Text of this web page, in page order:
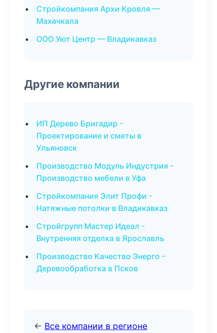
Стройкомпания Архи Кровля —
Махачкала
ООО Уют Центр — Владикавказ
Другие компании
ИП Дерево Бригадир -
Проектирование и сметы в
Ульяновск
Производство Модуль Индустрия -
Производство мебели в Уфа
Стройкомпания Элит Профи -
Натяжные потолки в Владикавказ
Стройгрупп Мастер Идеал -
Внутренняя отделка в Ярославль
Производство Качество Энерго -
Деревообработка в Псков
← Все компании в регионе